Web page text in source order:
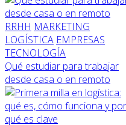
RRHH MARKETING
LOGÍSTICA EMPRESAS
TECNOLOGÍA
Qué estudiar para trabajar
desde casa o en remoto